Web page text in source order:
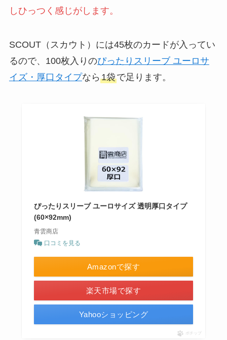
しひっつく感じがします。
SCOUT（スカウト）には45枚のカードが入ってい
るので、100枚入りのぴったりスリーブ ユーロサ
イズ・厚口タイプなら 1袋で足ります。
ぴったりスリーブ ユーロサイズ 透明厚口タイプ
(60×92mm)
青雲商店
口コミを見る
Amazonで探す
楽天市場で探す
Yahooショッピング
ポチップ